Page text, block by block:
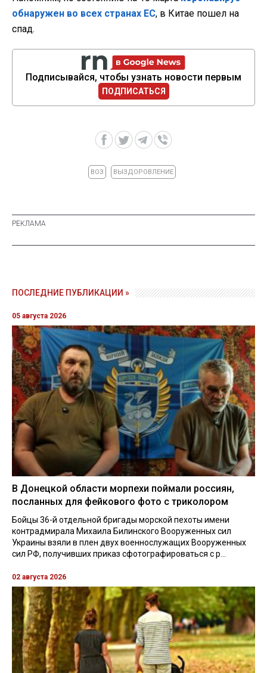
обнаружен во всех странах ЕС, в Китае пошел на
спад.
Подписывайся, чтобы узнать новости первым
ПОДПИСАТЬСЯ
ВОЗ ВЫЗДОРОВЛЕНИЕ
ПОСЛЕДНИЕ ПУБЛИКАЦИИ »
05 августа 2026
В Донецкой области морпехи поймали россиян,
посланных для фейкового фото с триколором
Бойцы 36-й отдельной бригады морской пехоты имени
контрадмирала Михаила Билинского Вооруженных сил
Украины взяли в плен двух военнослужащих Вооруженных
сил РФ, получивших приказ сфотографироваться с р...
02 августа 2026